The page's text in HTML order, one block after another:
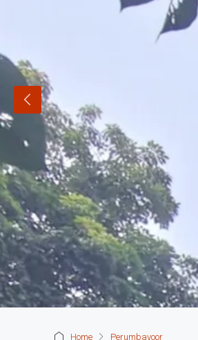
Home Perumbavoor